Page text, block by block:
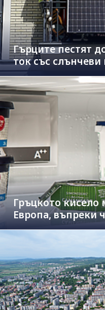
Гърците пестят
ток със
Гръцкото кисело
Европа, въпреки